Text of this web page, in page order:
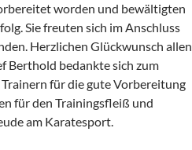
worden und bewältigten
Sie freuten sich im Anschluss
Herzlichen Glückwunsch allen
Berthold bedankte sich zum
für die gute Vorbereitung
für den Trainingsfleiß und
am Karatesport.